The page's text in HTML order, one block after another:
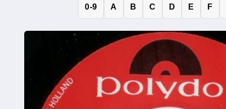
0-9 A B C D E F
Ga direct naar